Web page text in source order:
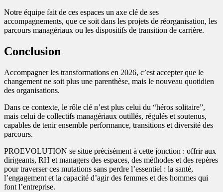
Notre équipe fait de ces espaces un axe clé de ses
accompagnements, que ce soit dans les projets de réorganisation, les
parcours managériaux ou les dispositifs de transition de carrière.
Conclusion
Accompagner les transformations en 2026, c’est accepter que le
changement ne soit plus une parenthèse, mais le nouveau quotidien
des organisations.
Dans ce contexte, le rôle clé n’est plus celui du “héros solitaire”,
mais celui de collectifs managériaux outillés, régulés et soutenus,
capables de tenir ensemble performance, transitions et diversité des
parcours.
PROEVOLUTION se situe précisément à cette jonction : offrir aux
dirigeants, RH et managers des espaces, des méthodes et des repères
pour traverser ces mutations sans perdre l’essentiel : la santé,
l’engagement et la capacité d’agir des femmes et des hommes qui
font l’entreprise.